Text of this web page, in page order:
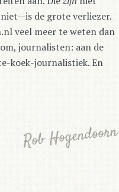
de grote verliezer.
veel meer te weten dan
journalisten: aan de
koek-journalistiek. En
Rob Hogendoorn